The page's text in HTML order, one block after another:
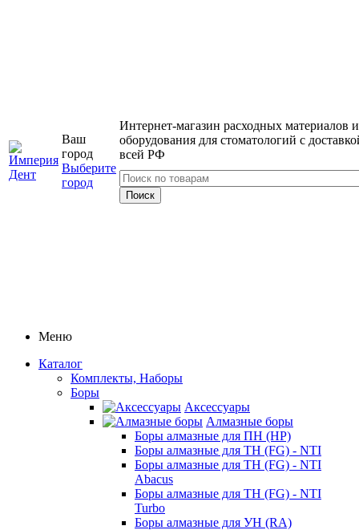
Ваш
город
Выберите
город
Интернет-магазин расходных материалов и
оборудования для стоматологий с
всей РФ
Меню
Каталог
Комплекты, Наборы
Боры
Аксессуары
Алмазные боры
Боры алмазные для ПН (HP)
Боры алмазные для ТН (FG) - NTI
Боры алмазные для ТН (FG) - NTI
Abacus
Боры алмазные для ТН (FG) - NTI
Turbo
Боры алмазные для УН (RA)